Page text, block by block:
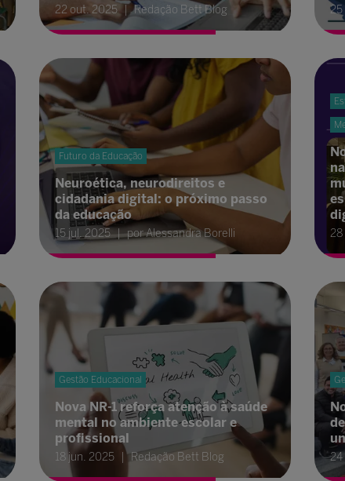
22 out. 2025 Redação Bett Blog
Futuro da Educação
Neuroética, neurodireitos e
cidadania digital: o próximo passo
da educação
15 jul. 2025 por Alessandra Borelli
Gestão Educacional
Nova NR-1 reforça atenção à saúde
mental no ambiente escolar e
profissional
18 jun. 2025 Redação Bett Blog
25
28
24